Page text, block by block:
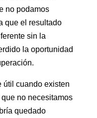
no podamos
que el resultado
sin la
la oportunidad
útil cuando existen
no necesitamos
quedado